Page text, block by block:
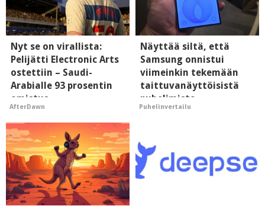
Nyt se on virallista:
Pelijätti Electronic Arts
ostettiin – Saudi-
Arabialle 93 prosentin
omistus
AfterDawn
Näyttää siltä, että
Samsung onnistui
viimeinkin tekemään
taittuvanäyttöisistä
puhelimista
supersuosittuja
Puhelinvertailu